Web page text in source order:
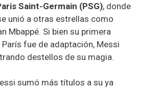
Saint-Germain (PSG), donde
unió a otras estrellas como
Mbappé. Si bien su primera
fue de adaptación, Messi
destellos de su magia.
sumó más títulos a su ya